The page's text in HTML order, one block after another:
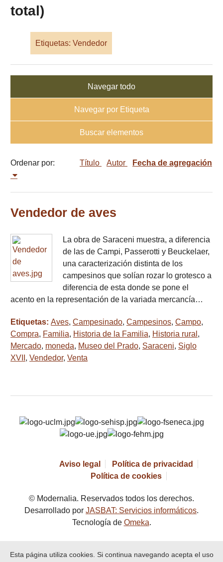
total)
Etiquetas: Vendedor
Navegar todo
Navegar por Etiqueta
Buscar elementos
Ordenar por: Título Autor Fecha de agregación
Vendedor de aves
La obra de Saraceni muestra, a diferencia
de las de Campi, Passerotti y Beuckelaer,
una caracterización distinta de los
campesinos que solían rozar lo grotesco a
diferencia de esta donde se pone el
acento en la representación de la variada mercancía…
Etiquetas: Aves, Campesinado, Campesinos, Campo,
Compra, Familia, Historia de la Familia, Historia rural ,
Mercado, moneda, Museo del Prado, Saraceni, Siglo
XVII , Vendedor, Venta
Aviso legal
Política de privacidad
Política de cookies
© Modernalia. Reservados todos los derechos.
Desarrollado por JASBAT: Servicios informáticos.
Tecnología de Omeka.
Esta página utiliza cookies. Si continua navegando acepta el uso